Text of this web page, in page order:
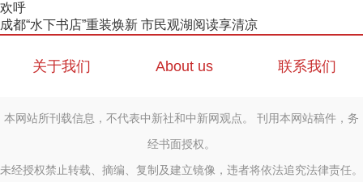
欢呼
成都“水下书店”重装焕新 市民观湖阅读享清凉
关于我们 About us 联系我们
本网站所刊载信息，不代表中新社和中新网观点。 刊用本网站稿件，务
经书面授权。
未经授权禁止转载、摘编、复制及建立镜像，违者将依法追究法律责任。